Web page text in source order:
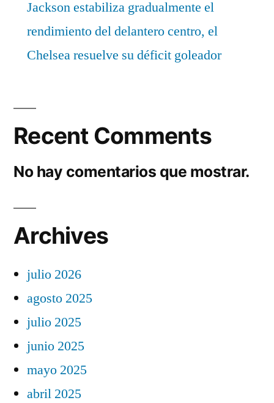
Jackson estabiliza gradualmente el
rendimiento del delantero centro, el
Chelsea resuelve su déficit goleador
Recent Comments
No hay comentarios que mostrar.
Archives
julio 2026
agosto 2025
julio 2025
junio 2025
mayo 2025
abril 2025